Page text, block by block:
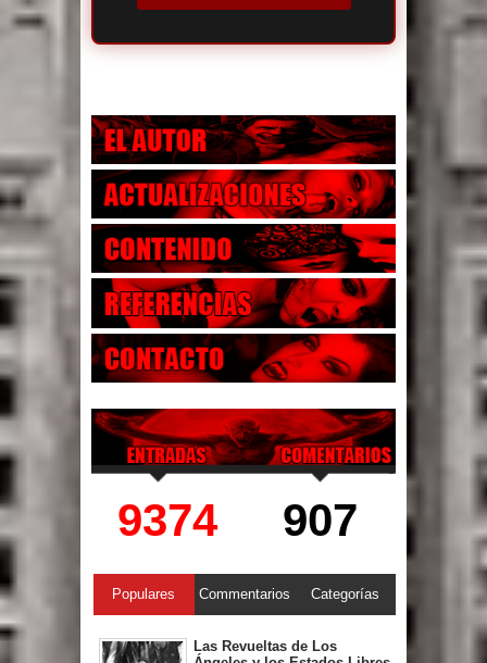
9374 907
Populares Commentarios Categorías
Las Revueltas de Los